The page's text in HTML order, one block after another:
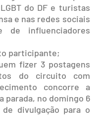
do DF e turistas
e nas redes sociais
de influenciadores
participante;
fizer 3 postagens
do circuito com
concorre a
parada, no domingo 6
divulgação para o